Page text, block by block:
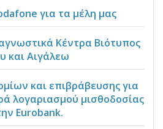
για τα μέλη μας
Κέντρα Βιότυπος
και Αιγάλεω
και επιβράβευσης για
λογαριασμού μισθοδοσίας
Eurobank.